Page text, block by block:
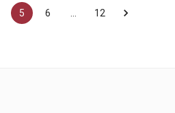
5 6 12